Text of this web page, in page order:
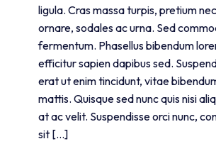
ligula. Cras massa turpis, pretium
ornare, sodales ac urna. Sed
fermentum. Phasellus bibendum
efficitur sapien dapibus sed.
erat ut enim tincidunt, vitae
mattis. Quisque sed nunc quis nisi
at ac velit. Suspendisse orci nunc,
sit […]